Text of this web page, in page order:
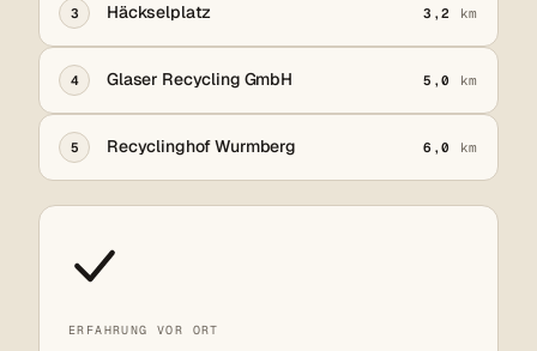
3 Häckselplatz 3,2 km
4 Glaser Recycling GmbH 5,0 km
5 Recyclinghof Wurmberg 6,0 km
ERFAHRUNG VOR ORT